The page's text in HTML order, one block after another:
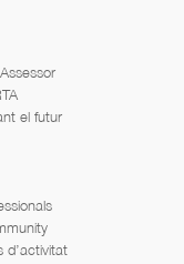
el futur
d’activitat